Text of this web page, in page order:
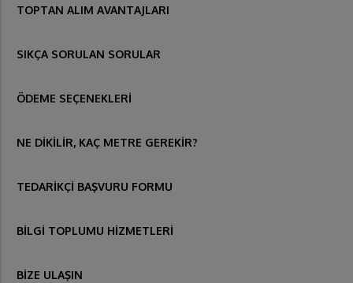
TOPTAN ALIM AVANTAJLARI
SIKÇA SORULAN SORULAR
ÖDEME SEÇENEKLERİ
NE DİKİLİR, KAÇ METRE GEREKİR?
TEDARİKÇİ BAŞVURU FORMU
BİLGİ TOPLUMU HİZMETLERİ
BİZE ULAŞIN